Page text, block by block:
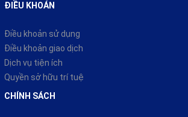
ĐIỀU KHOÁN
Điều khoản sử dụng
Điều khoản giao dịch
Dịch vụ tiện ích
Quyền sở hữu trí tuệ
CHÍNH SÁCH